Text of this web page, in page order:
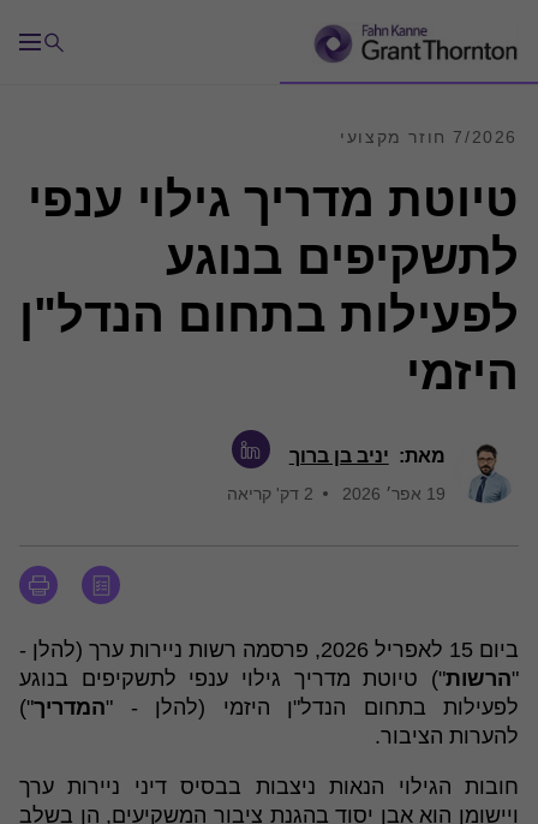
טיוטת מדריך גילוי ענפי
לתשקיפים בנוגע
לפעילות בתחום הנדל"ן
היזמי
7/2026 חוזר מקצועי
מאת: יניב בן ברוך
19 אפר׳ 2026 2 דק' קריאה
ביום 15 לאפריל 2026, פרסמה רשות ניירות ערך (להלן -
"הרשות") טיוטת מדריך גילוי ענפי לתשקיפים בנוגע
לפעילות בתחום הנדל"ן היזמי (להלן - "המדריך")
להערות הציבור.
חובות הגילוי הנאות ניצבות בבסיס דיני ניירות ערך
ויישומן הוא אבן יסוד בהגנת ציבור המשקיעים, הן בשלב